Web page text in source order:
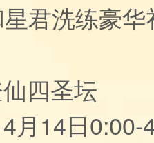
君洗练豪
四圣坛
月14日0:00-